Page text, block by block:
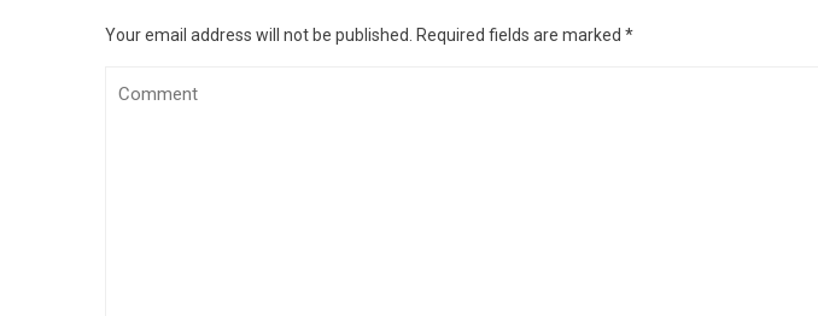
Your email address will not be published. Required fields are marked *